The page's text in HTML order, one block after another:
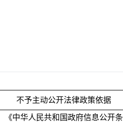
不予主动公开法律政策依据
《中华人民共和国政府信息公开条